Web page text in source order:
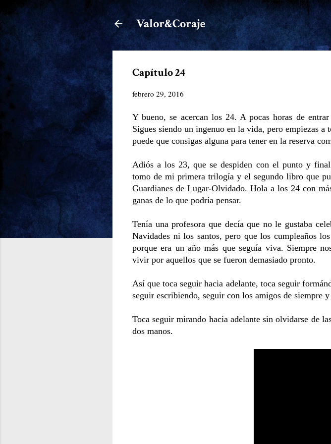
Ir al
Valor&Coraje
Capítulo 24
febrero 29, 2016
Y bueno, se acercan los 24. A pocas horas de
Sigues siendo un ingenuo en la vida, pero empiezas a
puede que consigas alguna para tener en la reserva
Adiós a los 23, que se despiden con el punto y
tomo de mi primera trilogía y el segundo libro que
Guardianes de Lugar-Olvidado. Hola a los 24 con
ganas de lo que podría pensar.
Tenía una profesora que decía que no le gustaba
Navidades ni los santos, pero que los cumpleaños
porque era un año más que seguía viva. Siempre
vivir por aquellos que se fueron demasiado pronto.
Así que toca seguir hacia adelante, toca seguir
seguir escribiendo, seguir con los amigos de siempre
Toca seguir mirando hacia adelante sin olvidarse de
dos manos.